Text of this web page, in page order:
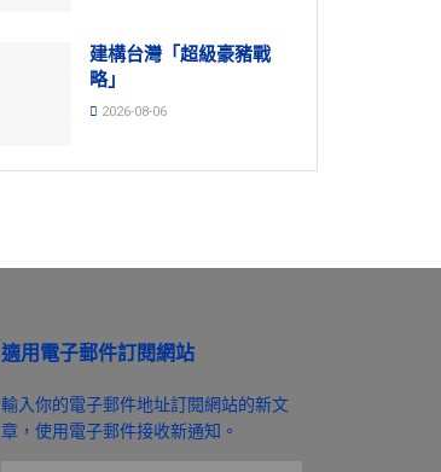
建構台灣「超級豪豬戰
略」
2026-08-06
適用電子郵件訂閱網站
輸入你的電子郵件地址訂閱網站的新文
章，使用電子郵件接收新通知。